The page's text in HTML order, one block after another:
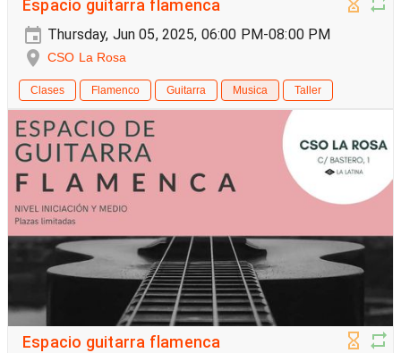
Espacio guitarra flamenca
Thursday, Jun 05, 2025, 06:00 PM-08:00 PM
CSO La Rosa
Clases Flamenco Guitarra Musica Taller
Espacio guitarra flamenca